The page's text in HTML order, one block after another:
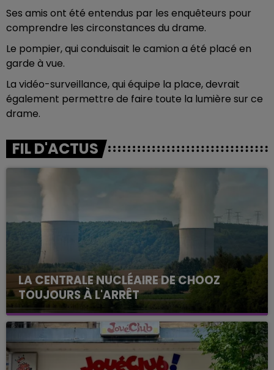
Ses amis ont été entendus par les enquêteurs pour
comprendre les circonstances du drame.
Le pompier, qui conduisait le camion a été placé en
garde à vue.
La vidéo-surveillance, qui équipe la place, devrait
également permettre de faire toute la lumière sur ce
drame.
FIL D'ACTUS
LA CENTRALE NUCLÉAIRE DE CHOOZ
TOUJOURS À L'ARRÊT
Cela fait déjà une semaine que la centrale
nucléaire ardennaise est à l'arrêt. Une situation
justifiée par la sécheresse intense qui est toujours
présente.